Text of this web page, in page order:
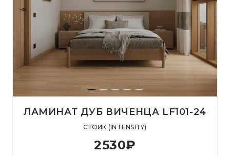
ЛАМИНАТ ДУБ ВИЧЕНЦА LF101-24
СТОИК (INTENSITY)
2530₽